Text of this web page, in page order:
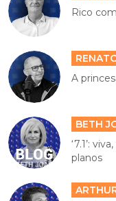
Rico
A
BETH
‘7.1’:
planos